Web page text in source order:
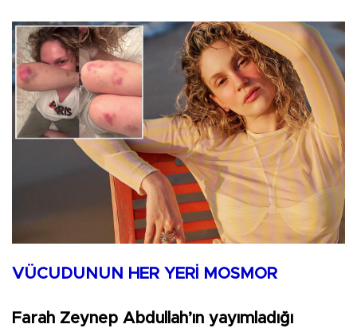
VÜCUDUNUN HER YERİ MOSMOR
Farah Zeynep Abdullah’ın yayımladığı